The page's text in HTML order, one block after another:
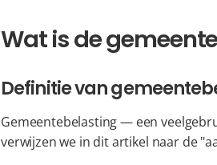
Wat is de
Definitie van
Gemeentebelasting — een
verwijzen we in dit artikel naar de